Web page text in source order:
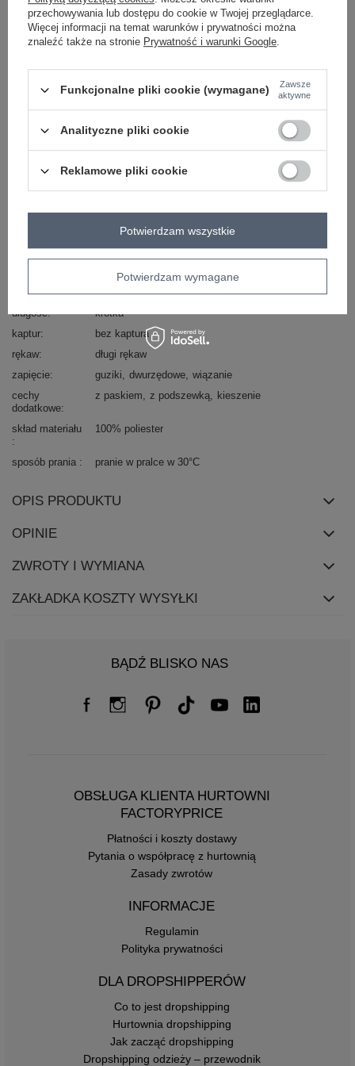
skład materiału : 100% poliester
sposób prania : pranie w pralce w 30°C
codzienne
do pracy
sezon jesień zima wiosna
nie dotyczy
ocieplenie
bez ocieplenia
długość
krótka
kaptur
bez kaptura
rękaw
długi rękaw
zapięcie
guziki dwurzędowe wiązanie
cechy
dodatkowe
z paskiem z podszewką kieszenie
skład materiału 100% poliester
sposób prania pranie w pralce w 30°C
OPIS PRODUKTU
OPINIE
ZWROTY I WYMIANA
ZAKŁADKA KOSZTY WYSYŁKI
BĄDŹ BLISKO NAS
OBSŁUGA KLIENTA HURTOWNI
FACTORYPRICE
Płatności i koszty dostawy
Pytania o współpracę z hurtownią
Zasady zwrotów
INFORMACJE
Regulamin
Polityka prywatności
DLA DROPSHIPPERÓW
Co to jest dropshipping
Hurtownia dropshipping
Jak zacząć dropshipping
Dropshipping odzieży – przewodnik
przechowywania lub dostępu do cookie w Twojej przeglądarce.
Więcej informacji na temat warunków i prywatności można
znaleźć także na stronie Prywatność i warunki Google.
Funkcjonalne pliki cookie (wymagane)
Zawsze
aktywne
Analityczne pliki cookie
Reklamowe pliki cookie
Potwierdzam wymagane
Potwierdzam wszystkie